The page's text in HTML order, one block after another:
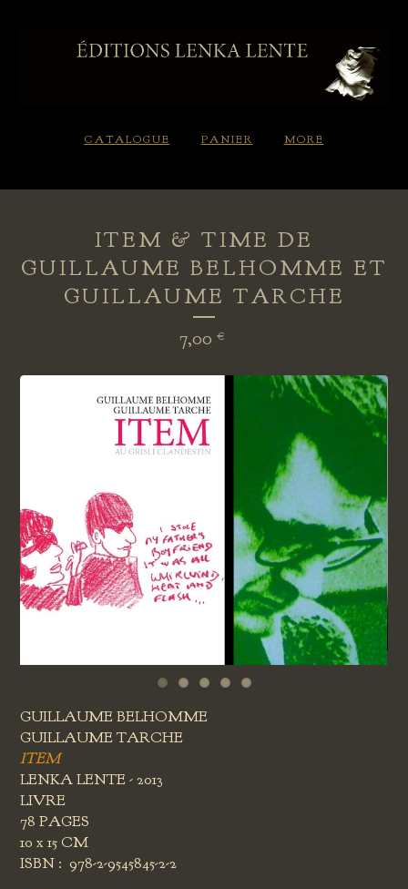
CATALOGUE PANIER MORE
ITEM & TIME DE
GUILLAUME BELHOMME ET
GUILLAUME TARCHE
7,00 €
GUILLAUME BELHOMME
GUILLAUME TARCHE
ITEM
LENKA LENTE - 2013
LIVRE
78 PAGES
10 x 15 CM
ISBN : 978-2-9545845-2-2